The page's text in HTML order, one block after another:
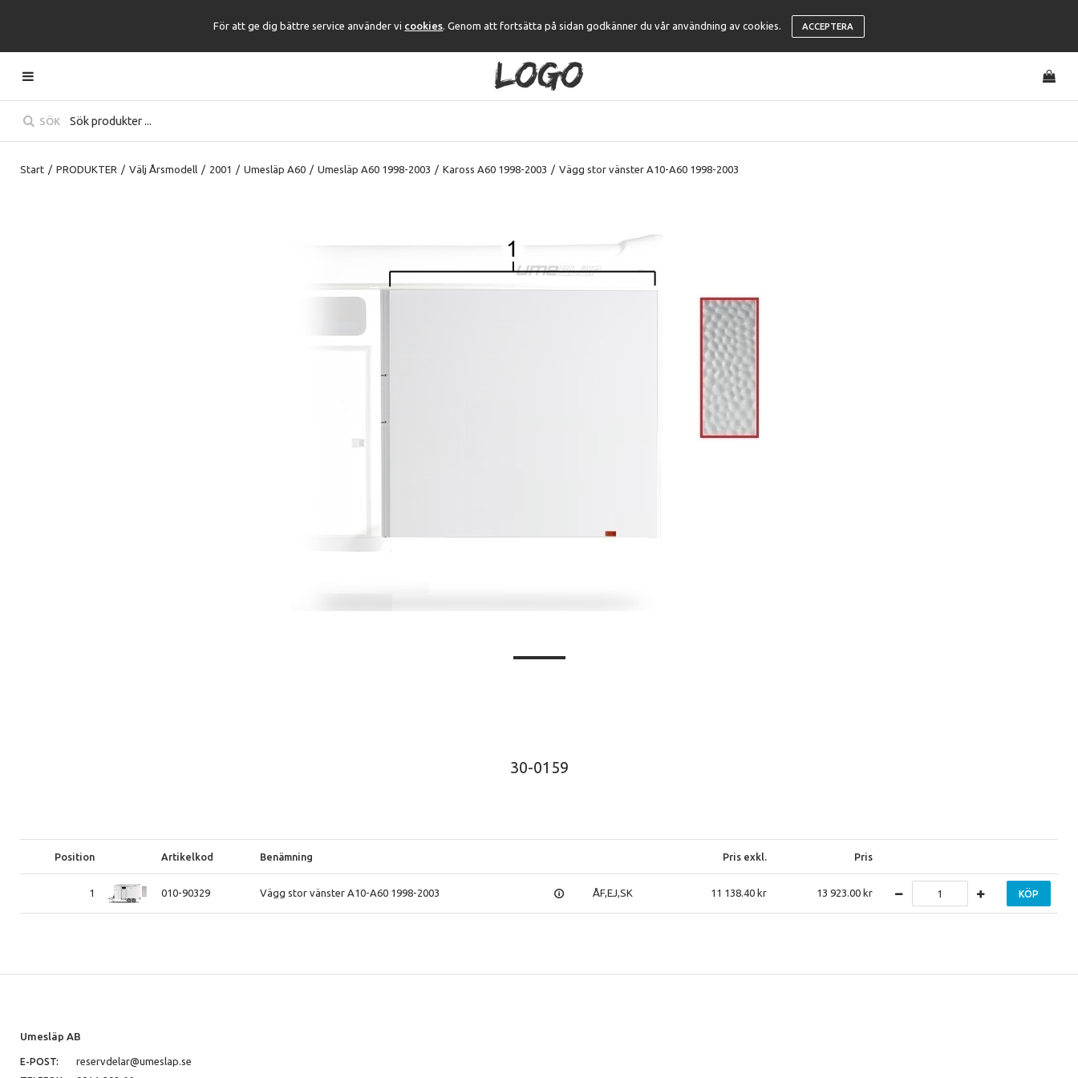
För att ge dig bättre service använder vi cookies. Genom att fortsätta på sidan godkänner du vår användning av cookies. ACCEPTERA
SÖK
Start / PRODUKTER / Välj Årsmodell / 2001 / Umesläp A60 / Umesläp A60 1998-2003 / Kaross A60 1998-2003 / Vägg stor vänster A10-A60 1998-2003
30-0159
Position Artikelkod Benämning Pris exkl. Pris
1 010-90329 Vägg stor vänster A10-A60 1998-2003 ÅF,EJ,SK 11 138.40 13 923.00 KÖP
Umesläp AB
E-POST: reservdelar@umeslap.se